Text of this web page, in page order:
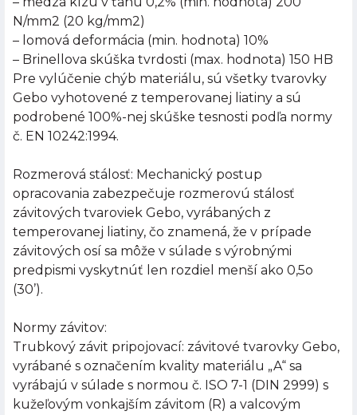
N/mm2 (20 kg/mm2)
– lomová deformácia (min. hodnota) 10%
– Brinellova skúška tvrdosti (max. hodnota) 150 HB
Pre vylúčenie chýb materiálu, sú všetky tvarovky
Gebo vyhotovené z temperovanej liatiny a sú
podrobené 100%-nej skúške tesnosti podľa normy
č. EN 10242:1994.
Rozmerová stálosť: Mechanický postup
opracovania zabezpečuje rozmerovú stálosť
závitových tvaroviek Gebo, vyrábaných z
temperovanej liatiny, čo znamená, že v prípade
závitových osí sa môže v súlade s výrobnými
predpismi vyskytnúť len rozdiel menší ako 0,5o
(30’).
Normy závitov:
Trubkový závit pripojovací: závitové tvarovky Gebo,
vyrábané s označením kvality materiálu „A“ sa
vyrábajú v súlade s normou č. ISO 7-1 (DIN 2999) s
kužeľovým vonkajším závitom (R) a valcovým